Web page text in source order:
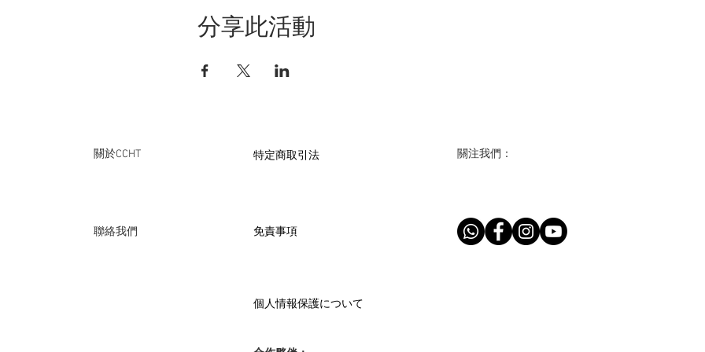
分享此活動
關於CCHT
聯絡我們
​特定商取引法
免責事項
關注我們：
個人情報保護について